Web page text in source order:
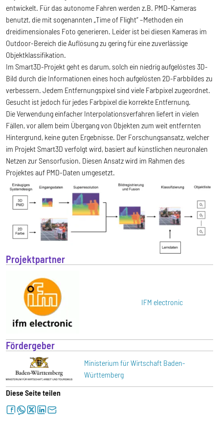
entwickelt. Für das autonome Fahren werden z.B. PMD-Kameras
benutzt, die mit sogenannten „Time of Flight“ –Methoden ein
dreidimensionales Foto generieren. Leider ist bei diesen Kameras im
Outdoor-Bereich die Auflösung zu gering für eine zuverlässige
Objektklassifikation.
Im Smart3D-Projekt geht es darum, solch ein niedrig aufgelöstes 3D-
Bild durch die Informationen eines hoch aufgelösten 2D-Farbbildes zu
verbessern. Jedem Entfernungspixel sind viele Farbpixel zugeordnet.
Gesucht ist jedoch für jedes Farbpixel die korrekte Entfernung.
Die Verwendung einfacher Interpolationsverfahren liefert in vielen
Fällen, vor allem beim Übergang von Objekten zum weit entfernten
Hintergrund, keine guten Ergebnisse. Der Forschungsansatz, welcher
im Projekt Smart3D verfolgt wird, basiert auf künstlichen neuronalen
Netzen zur Sensorfusion. Diesen Ansatz wird im Rahmen des
Projektes auf PMD-Daten umgesetzt.
Projektpartner
IFM electronic
Fördergeber
Ministerium für Wirtschaft Baden-
Württemberg
Diese Seite teilen
facebookwhatsapptwitterlinkedinletter